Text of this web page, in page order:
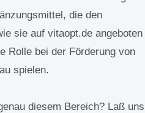
die den
sie auf vitaopt.de angeboten
Rolle bei der Förderung von
spielen.
diesem Bereich? Laß uns